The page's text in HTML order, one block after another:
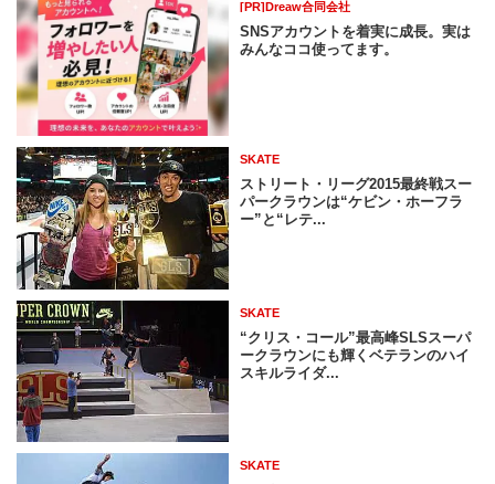
[PR]Dreaw合同会社
SNSアカウントを着実に成長。実は
みんなココ使ってます。
SKATE
ストリート・リーグ2015最終戦スー
パークラウンは“ケビン・ホーフラ
ー”と“レテ...
SKATE
“クリス・コール”最高峰SLSスーパ
ークラウンにも輝くベテランのハイ
スキルライダ...
SKATE